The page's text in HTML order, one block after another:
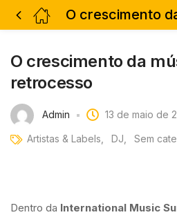
O crescimento da
retrocesso
Admin 13 de maio de
Artistas & Labels DJ Sem
Dentro da International Music